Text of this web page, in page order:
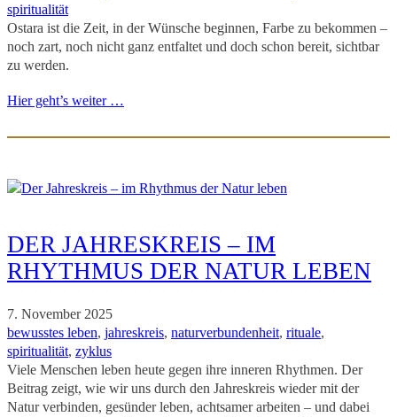
spiritualität
Ostara ist die Zeit, in der Wünsche beginnen, Farbe zu bekommen –
noch zart, noch nicht ganz entfaltet und doch schon bereit, sichtbar
zu werden.
Hier geht’s weiter …
DER JAHRESKREIS – IM
RHYTHMUS DER NATUR LEBEN
7. November 2025
bewusstes leben, jahreskreis, naturverbundenheit, rituale
spiritualität, zyklus
Viele Menschen leben heute gegen ihre inneren Rhythmen. Der
Beitrag zeigt, wie wir uns durch den Jahreskreis wieder mit der
Natur verbinden, gesünder leben, achtsamer arbeiten – und dabei